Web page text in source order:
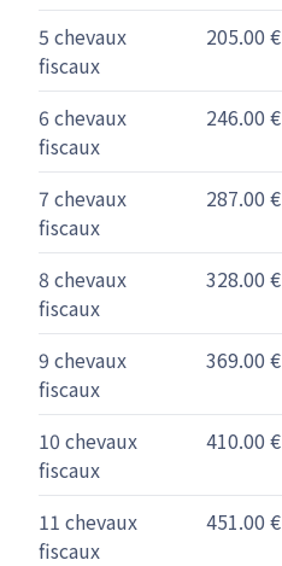
5 chevaux
fiscaux
205.00 €
6 chevaux
fiscaux
246.00 €
7 chevaux
fiscaux
287.00 €
8 chevaux
fiscaux
328.00 €
9 chevaux
fiscaux
369.00 €
10 chevaux
fiscaux
410.00 €
11 chevaux
fiscaux
451.00 €